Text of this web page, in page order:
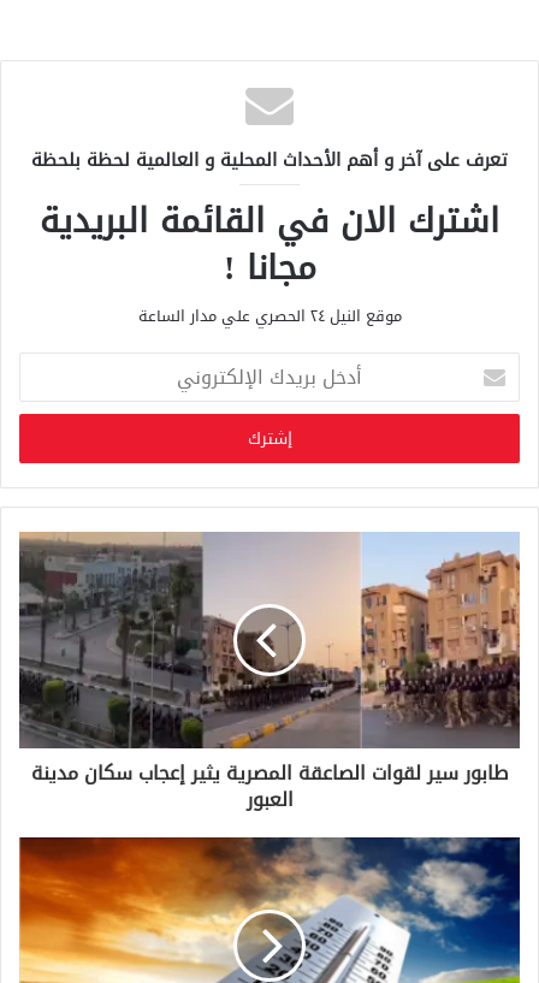
تعرف على آخر و أهم الأحداث المحلية و العالمية لحظة بلحظة
اشترك الان في القائمة البريدية
مجانا !
موقع النيل ٢٤ الحصري علي مدار الساعة
خ
ب
ر
ي
د
ك
ا
ل
إ
ل
ك
ت
ر
طابور سير لقوات الصاعقة المصرية يثير إعجاب سكان مدينة
العبور